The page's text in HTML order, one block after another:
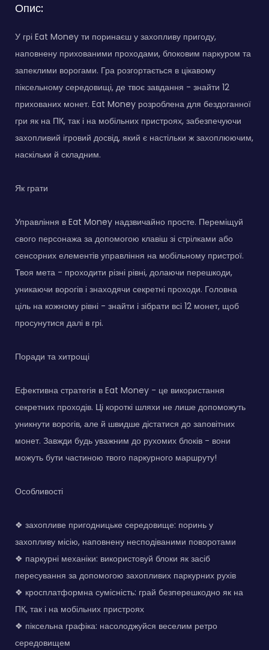
Опис:
У грі Eat Money ти поринаєш у захопливу пригоду,
наповнену прихованими проходами, блоковим паркуром та
запеклими ворогами. Гра розгортається в цікавому
піксельному середовищі, де твоє завдання - знайти 12
прихованих монет. Eat Money розроблена для бездоганної
гри як на ПК, так і на мобільних пристроях, забезпечуючи
захопливий ігровий досвід, який є настільки ж захоплюючим,
наскільки й складним.
Як грати
Управління в Eat Money надзвичайно просте. Переміщуй
свого персонажа за допомогою клавіш зі стрілками або
сенсорних елементів управління на мобільному пристрої.
Твоя мета - проходити різні рівні, долаючи перешкоди,
уникаючи ворогів і знаходячи секретні проходи. Головна
ціль на кожному рівні - знайти і зібрати всі 12 монет, щоб
просунутися далі в грі.
Поради та хитрощі
Ефективна стратегія в Eat Money - це використання
секретних проходів. Ці короткі шляхи не лише допоможуть
уникнути ворогів, але й швидше дістатися до заповітних
монет. Завжди будь уважним до рухомих блоків - вони
можуть бути частиною твого паркурного маршруту!
Особливості
❖ захопливе пригодницьке середовище: поринь у
захопливу місію, наповнену несподіваними поворотами
❖ паркурні механіки: використовуй блоки як засіб
пересування за допомогою захопливих паркурних рухів
❖ кросплатформна сумісність: грай безперешкодно як на
ПК, так і на мобільних пристроях
❖ піксельна графіка: насолоджуйся веселим ретро
середовищем